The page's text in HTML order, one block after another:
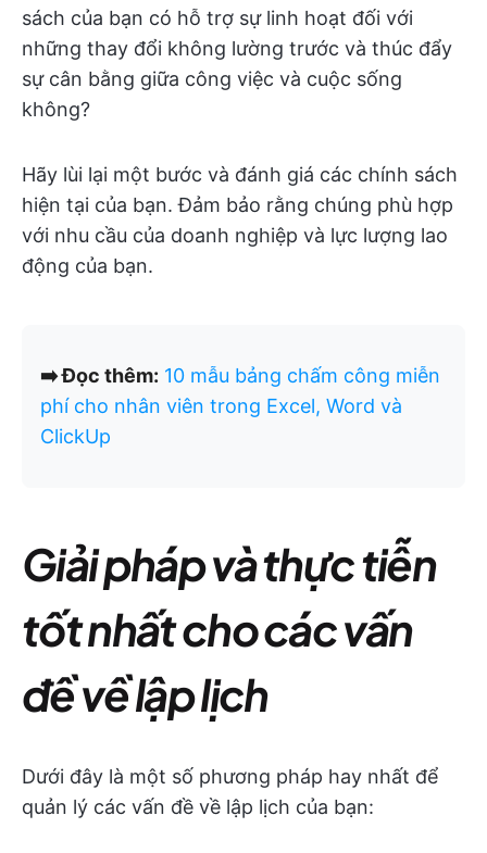
sách của bạn có hỗ trợ sự linh hoạt đối với
những thay đổi không lường trước và thúc đẩy
sự cân bằng giữa công việc và cuộc sống
không?
Hãy lùi lại một bước và đánh giá các chính sách
hiện tại của bạn. Đảm bảo rằng chúng phù hợp
với nhu cầu của doanh nghiệp và lực lượng lao
động của bạn.
➡️ Đọc thêm: 10 mẫu bảng chấm công miễn
phí cho nhân viên trong Excel, Word và
ClickUp
Giải pháp và thực tiễn
tốt nhất cho các vấn
đề về lập lịch
Dưới đây là một số phương pháp hay nhất để
quản lý các vấn đề về lập lịch của bạn: